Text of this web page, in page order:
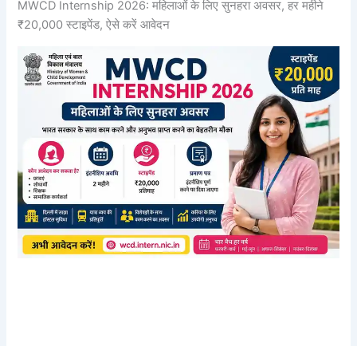
MWCD Internship 2026: महिलाओं के लिए सुनहरा अवसर, हर महीने
₹20,000 स्टाइपेंड, ऐसे करें आवेदन